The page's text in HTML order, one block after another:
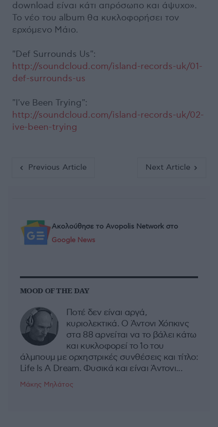
download είναι κάτι απρόσωπο και άψυχο».
Το νέο του album θα κυκλοφορήσει τον
ερχόμενο Μάιο.
"Def Surrounds Us":
http://soundcloud.com/island-records-uk/01-
def-surrounds-us
"I've Been Trying":
http://soundcloud.com/island-records-uk/02-
ive-been-trying
Previous Article Next Article
Ακολούθησε το Avopolis Network στο
Google News
MOOD OF THE DAY
Ποτέ δεν είναι αργά,
κυριολεκτικά. Ο Άντονι Χόπκινς
στα 88 αρνείται να το βάλει κάτω
και κυκλοφορεί το 1ο του
άλμπουμ με ορχηστρικές συνθέσεις και τίτλο:
Life Is A Dream. Φυσικά και είναι Άντονι...
Μάκης Μηλάτος